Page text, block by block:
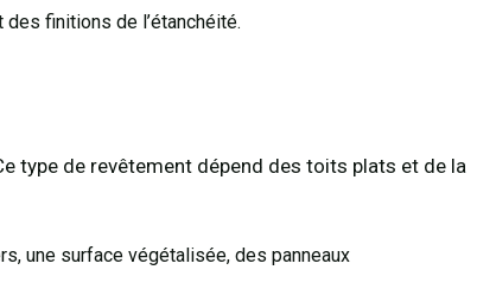
finitions de l’étanchéité.
type de revêtement dépend des toits plats et de la
une surface végétalisée, des panneaux